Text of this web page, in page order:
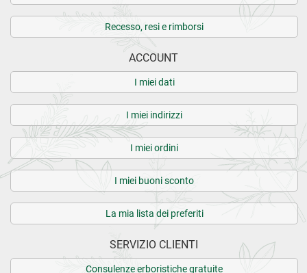
Recesso, resi e rimborsi
ACCOUNT
I miei dati
I miei indirizzi
I miei ordini
I miei buoni sconto
La mia lista dei preferiti
SERVIZIO CLIENTI
Consulenze erboristiche gratuite